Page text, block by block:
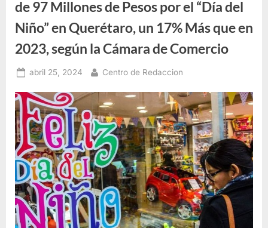
de 97 Millones de Pesos por el “Día del
Niño” en Querétaro, un 17% Más que en
2023, según la Cámara de Comercio
Posted
abril 25, 2024 By
Centro de Redaccion